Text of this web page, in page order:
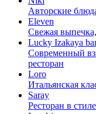
Авторские
Eleven
Свежая
Lucky Izakaya
Современный
ресторан
Loro
Итальянская
Saray
Ресторан в